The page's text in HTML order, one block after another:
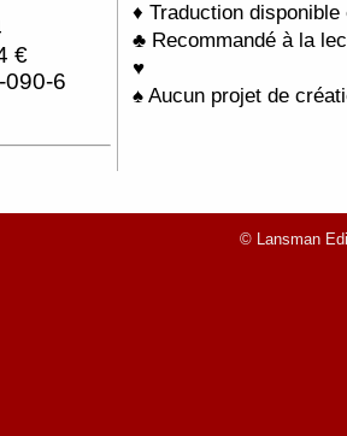
€
090-6
♦ Traduction
♣ Recommandé à la
♥
♠ Aucun projet de
© Lansman